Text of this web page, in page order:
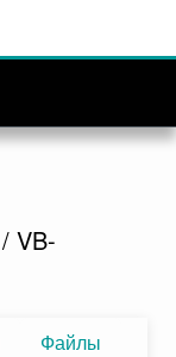
/ VB-
Файлы